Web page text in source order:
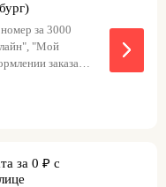
С промокодами T2
бонусы или
абонентом на ещё
за 3000
"Мой
заказа
бесплатным.
онлайн+",
за 0 ₽ с